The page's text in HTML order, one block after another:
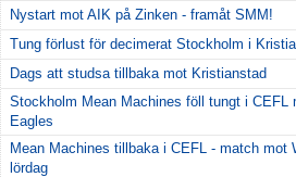
Nystart mot AIK på Zinken - framåt SMM!
Tung förlust för decimerat Stockholm i
Dags att studsa tillbaka mot Kristianstad
Stockholm Mean Machines föll tungt i CEFL
Eagles
Mean Machines tillbaka i CEFL - match mot
lördag